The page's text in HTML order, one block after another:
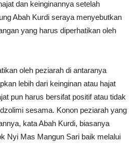
dan keinginannya setelah
Abah Kurdi seraya menyebutkan
yang harus diperhatikan oleh
oleh peziarah di antaranya
lebih dari keinginan atau hajat
pun harus bersifat positif atau tidak
sesama. Konon peziarah yang
kata Abah Kurdi, biasanya
Nyi Mas Mangun Sari baik melalui